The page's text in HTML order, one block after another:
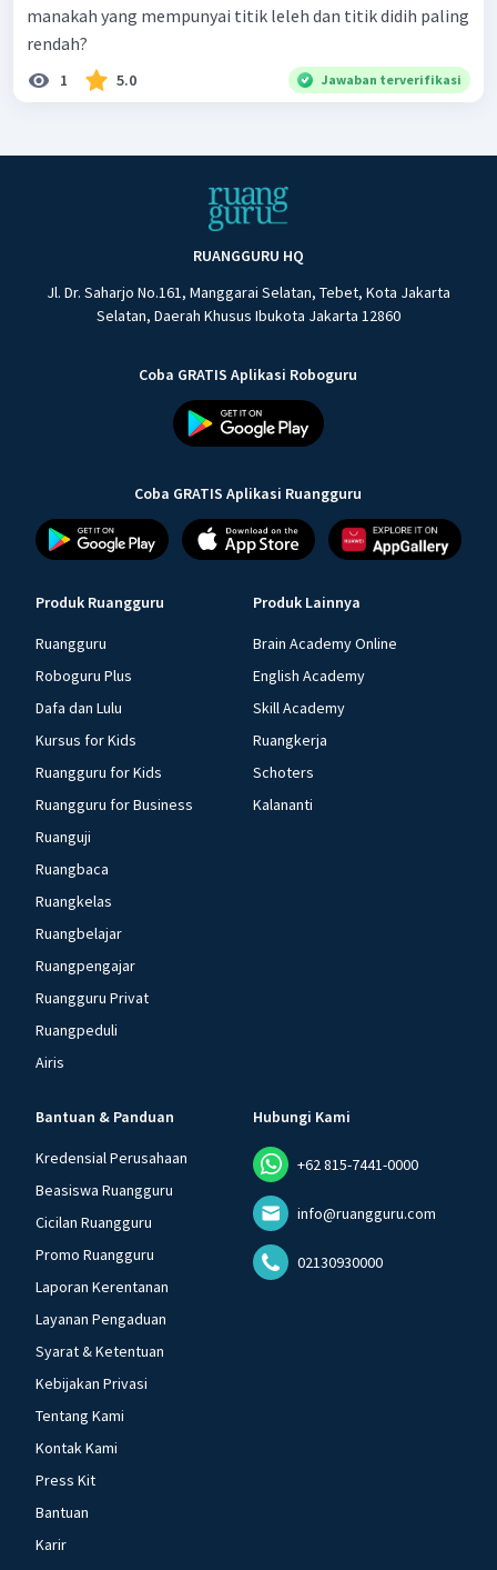
manakah yang mempunyai titik leleh dan titik didih paling
rendah?
1 5.0 Jawaban terverifikasi
RUANGGURU HQ
Jl. Dr. Saharjo No.161, Manggarai Selatan, Tebet, Kota Jakarta
Selatan, Daerah Khusus Ibukota Jakarta 12860
Coba GRATIS Aplikasi Roboguru
Coba GRATIS Aplikasi Ruangguru
Produk Ruangguru
Ruangguru
Roboguru Plus
Dafa dan Lulu
Kursus for Kids
Ruangguru for Kids
Ruangguru for Business
Ruanguji
Ruangbaca
Ruangkelas
Ruangbelajar
Ruangpengajar
Ruangguru Privat
Ruangpeduli
Airis
Produk Lainnya
Brain Academy Online
English Academy
Skill Academy
Ruangkerja
Schoters
Kalananti
Bantuan & Panduan
Kredensial Perusahaan
Beasiswa Ruangguru
Cicilan Ruangguru
Promo Ruangguru
Laporan Kerentanan
Layanan Pengaduan
Syarat & Ketentuan
Kebijakan Privasi
Tentang Kami
Kontak Kami
Press Kit
Bantuan
Karir
Hubungi Kami
+62 815-7441-0000
info@ruangguru.com
02130930000